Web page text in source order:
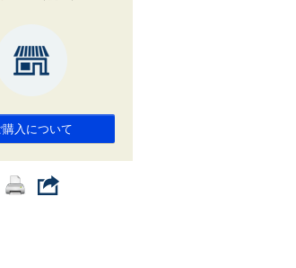
購入について